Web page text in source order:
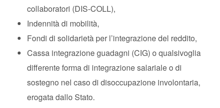
collaboratori (DIS-COLL),
Indennità di mobilità,
Fondi di solidarietà per l’integrazione del reddito,
Cassa integrazione guadagni (CIG) o qualsivoglia
differente forma di integrazione salariale o di
sostegno nel caso di disoccupazione involontaria,
erogata dallo Stato.